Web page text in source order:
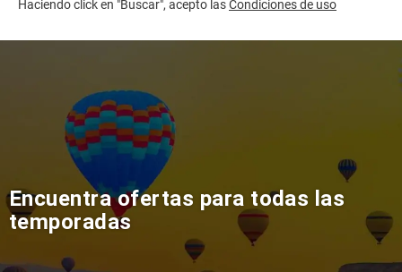
Encuentra ofertas para todas las
temporadas
Haciendo click en "Buscar", acepto lasCondiciones de uso